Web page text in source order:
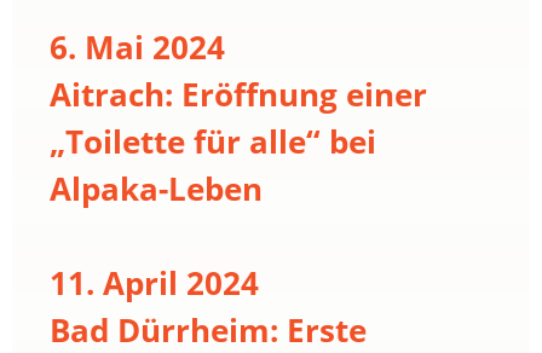
6. Mai 2024
Aitrach: Eröffnung einer
„Toilette für alle“ bei
Alpaka-Leben
11. April 2024
Bad Dürrheim: Erste